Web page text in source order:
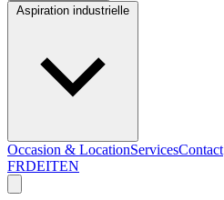
Occasion & LocationServicesContact
FRDEITEN